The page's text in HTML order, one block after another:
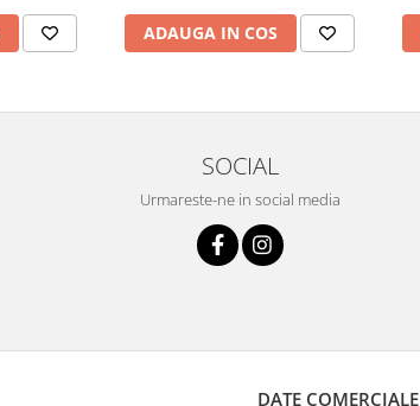
ADAUGA IN COS
SOCIAL
Urmareste-ne in social media
DATE COMERCIALE